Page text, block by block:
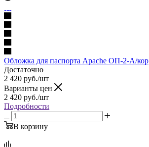
Обложка для паспорта Apache ОП-2-А/кор
Достаточно
2 420 руб./шт
Варианты цен
2 420 руб./шт
Подробности
В корзину